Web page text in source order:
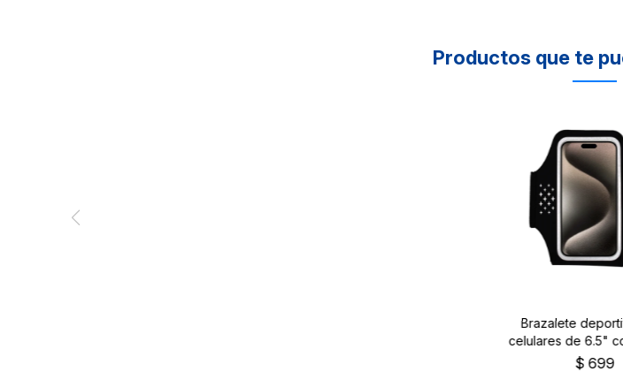
Productos que te
Brazalete
celulares de 6.5"
$ 699